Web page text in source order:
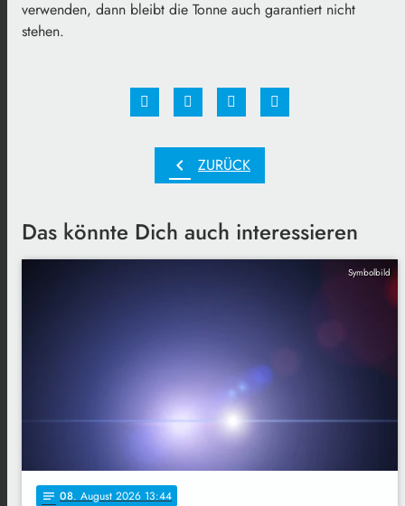
verwenden, dann bleibt die Tonne auch garantiert nicht
stehen.
chevron_left ZURÜCK
Das könnte Dich auch interessieren
Symbolbild
notes 08. August 2026 13:44